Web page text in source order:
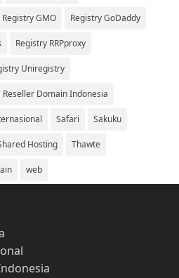
Registry GMO Registry GoDaddy
Registry RRPproxy
Uniregistry
Reseller Domain Indonesia
Safari Sakuku
Hosting Thawte
web